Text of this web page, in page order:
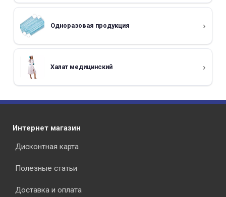
Одноразовая продукция
Халат медицинский
Интернет магазин
Дисконтная карта
Полезные статьи
Доставка и оплата